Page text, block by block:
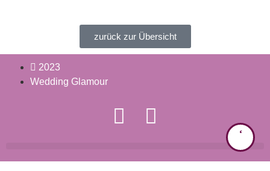
zurück zur Übersicht
2023
Wedding Glamour